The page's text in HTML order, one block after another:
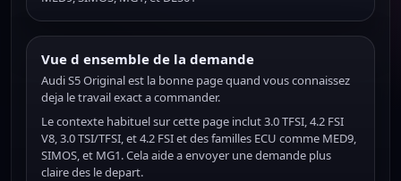
Vue d ensemble de la demande
Audi S5 Original est la bonne page quand vous connaissez
deja le travail exact a commander.
Le contexte habituel sur cette page inclut 3.0 TFSI, 4.2 FSI
V8, 3.0 TSI/TFSI, et 4.2 FSI et des familles ECU comme MED9,
SIMOS, et MG1. Cela aide a envoyer une demande plus
claire des le depart.